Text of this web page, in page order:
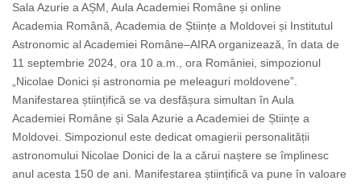
Sala Azurie a AȘM, Aula Academiei Române și online
Academia Română, Academia de Științe a Moldovei și Institutul
Astronomic al Academiei Române–AIRA organizează, în data de
11 septembrie 2024, ora 10 a.m., ora României, simpozionul
„Nicolae Donici și astronomia pe meleaguri moldovene”.
Manifestarea științifică se va desfășura simultan în Aula
Academiei Române și Sala Azurie a Academiei de Științe a
Moldovei. Simpozionul este dedicat omagierii personalității
astronomului Nicolae Donici de la a cărui naștere se împlinesc
anul acesta 150 de ani. Manifestarea științifică va pune în valoare